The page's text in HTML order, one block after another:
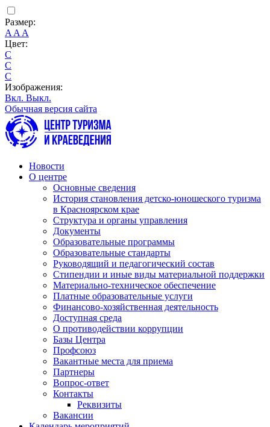
Размер:
A A A
Цвет:
C
C
C
Изображения:
Вкл. Выкл.
Обычная версия сайта
Новости
О центре
Основные сведения
История становления детско-юношеского туризма
в Красноярском крае
Структура и органы управления
Документы
Образовательные программы
Образовательные стандарты
Руководящий и педагогический состав
Стипендии и иные виды материальной поддержки
Материально-техническое обеспечение
Платные образовательные услуги
Финансово-хозяйственная деятельность
Доступная среда
О противодействии коррупции
Базы Центра
Профсоюз
Вакантные места для приема
Партнеры
Вопрос-ответ
Контакты
Реквизиты
Вакансии